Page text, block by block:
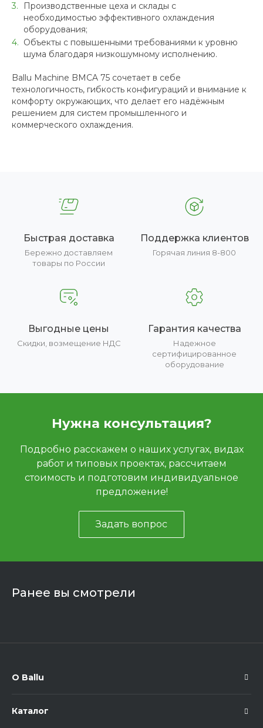
Производственные цеха и склады с
необходимостью эффективного охлаждения
оборудования;
Объекты с повышенными требованиями к уровню
шума благодаря низкошумному исполнению.
Ballu Machine BMCA 75 сочетает в себе
технологичность, гибкость конфигураций и внимание к
комфорту окружающих, что делает его надёжным
решением для систем промышленного и
коммерческого охлаждения.
Быстрая доставка
Бережно доставляем
товары по России
Поддержка клиентов
Горячая линия 8-800
Выгодные цены
Скидки, возмещение НДС
Гарантия качества
Надежное
сертифицированное
оборудование
Нужна консультация?
Подробно расскажем о наших услугах, видах
работ и типовых проектах, рассчитаем
стоимость и подготовим индивидуальное
предложение!
Задать вопрос
Ранее вы смотрели
О Ballu
Каталог